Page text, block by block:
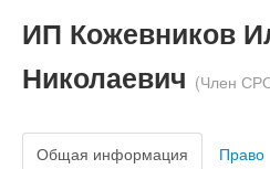
ИП Кожевников
Николаевич (Член
Общая информация Право